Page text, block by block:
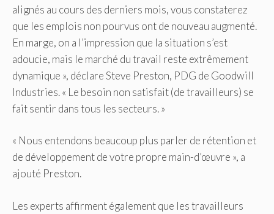
alignés au cours des derniers mois, vous constaterez
que les emplois non pourvus ont de nouveau augmenté.
En marge, on a l’impression que la situation s’est
adoucie, mais le marché du travail reste extrêmement
dynamique », déclare Steve Preston, PDG de Goodwill
Industries. « Le besoin non satisfait (de travailleurs) se
fait sentir dans tous les secteurs. »
« Nous entendons beaucoup plus parler de rétention et
de développement de votre propre main-d’œuvre », a
ajouté Preston.
Les experts affirment également que les travailleurs